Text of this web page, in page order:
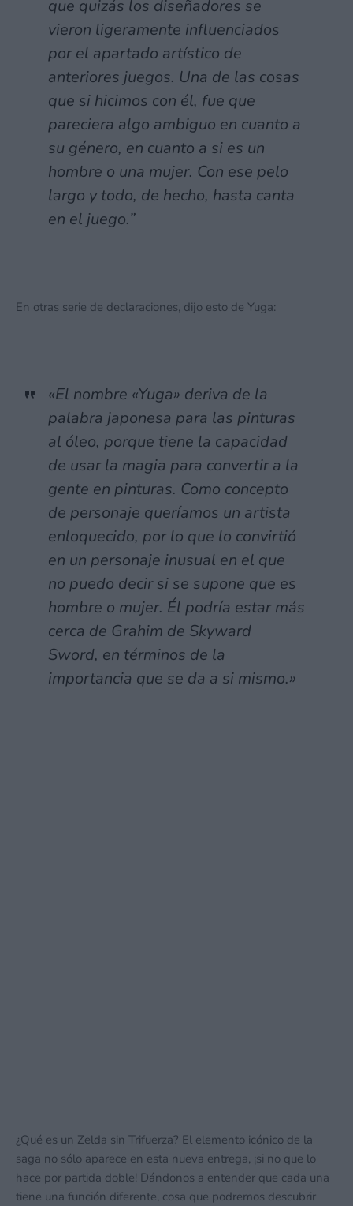
que quizás los diseñadores se
vieron ligeramente influenciados
por el apartado artístico de
anteriores juegos. Una de las cosas
que si hicimos con él, fue que
pareciera algo ambiguo en cuanto a
su género, en cuanto a si es un
hombre o una mujer. Con ese pelo
largo y todo, de hecho, hasta canta
en el juego.”
En otras serie de declaraciones, dijo esto de Yuga:
«El nombre «Yuga» deriva de la
palabra japonesa para las pinturas
al óleo, porque tiene la capacidad
de usar la magia para convertir a la
gente en pinturas. Como concepto
de personaje queríamos un artista
enloquecido, por lo que lo convirtió
en un personaje inusual en el que
no puedo decir si se supone que es
hombre o mujer. Él podría estar más
cerca de Grahim de Skyward
Sword, en términos de la
importancia que se da a si mismo.»
¿Qué es un Zelda sin Trifuerza? El elemento icónico de la
saga no sólo aparece en esta nueva entrega, ¡si no que lo
hace por partida doble! Dándonos a entender que cada una
tiene una función diferente, cosa que podremos descubrir